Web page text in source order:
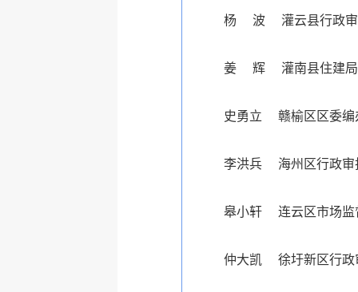
杨 波 灌云县行政审
姜 辉 灌南县住建局
史勇立 赣榆区区委编
李洪兵 海州区行政审
皋小轩 连云区市场监
仲大凯 徐圩新区行政